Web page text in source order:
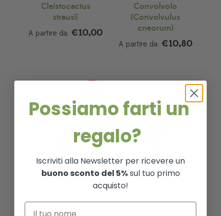
Cleistocactus
strausii
A partire da: €10,00
Convolvolo
(Convolvulus
cneorum)
A partire da: €10,80
Coprosma Kirkii
A partire da:€10,80
Corbezzolo
(Arbutus unedo)
A partire da:€10,80
Possiamo farti un
regalo?
Iscriviti alla Newsletter per ricevere un
buono sconto del 5%sul tuo primo
acquisto!